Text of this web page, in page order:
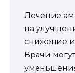
Лечение
на
снижение
Врачи